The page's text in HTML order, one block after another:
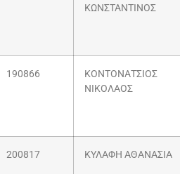
ΚΩΝΣΤΑΝΤΙΝΟΣ
190866
ΚΟΝΤΟΝΑΤΣΙΟΣ
ΝΙΚΟΛΑΟΣ
200817 ΚΥΛΑΦΗ ΑΘΑΝΑΣΙΑ